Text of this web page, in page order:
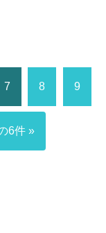
7 8 9
6件 »